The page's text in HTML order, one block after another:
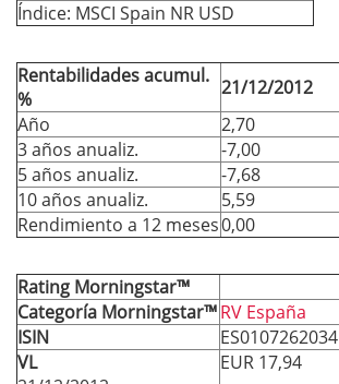
Índice: MSCI Spain NR USD
Rentabilidades acumul.
%
21/12/2012
Año
2,70
3 años anualiz.
-7,00
5 años anualiz.
-7,68
10 años anualiz.
5,59
Rendimiento a 12 meses0,00
Rating Morningstar™
Categoría Morningstar™RV España
ISIN
ES0107262034
VL
EUR 17,94